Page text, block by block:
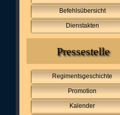
Befehlsübersicht
Dienstakten
Pressestelle
Regimentsgeschichte
Promotion
Kalender